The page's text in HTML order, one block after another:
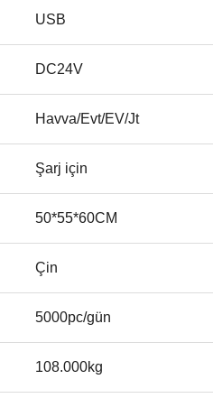
USB
DC24V
Havva/Evt/EV/Jt
Şarj için
50*55*60CM
Çin
5000pc/gün
108.000kg